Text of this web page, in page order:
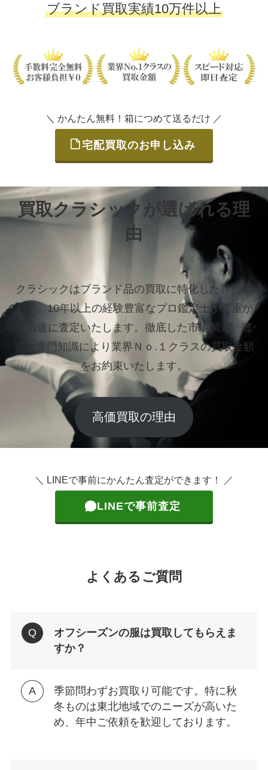
ブランド買取実績10万件以上
＼ かんたん無料！箱につめて送るだけ ／
宅配買取のお申し込み
買取クラシックが選ばれる理
由
クラシックはブランド品の買取に特化した専門店
です。10年以上の経験豊富なプロ鑑定士が丁重か
つ迅速に査定いたします。 徹底した市場調査、豊
富な専門知識により業界Ｎｏ.１クラスの買取金額
をお約束いたします。
高価買取の理由
＼ LINEで事前にかんたん査定ができます！ ／
LINEで事前査定
よくあるご質問
オフシーズンの服は買取してもらえま
すか？
季節問わずお買取り可能です。特に秋
冬ものは東北地域でのニーズが高いた
め、年中ご依頼を歓迎しております。